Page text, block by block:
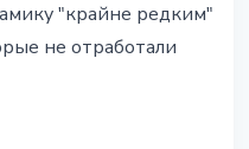
"крайне редким"
не отработали